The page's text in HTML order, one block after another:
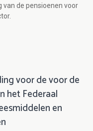
van de pensioenen voor
voor de voor de
het Federaal
en